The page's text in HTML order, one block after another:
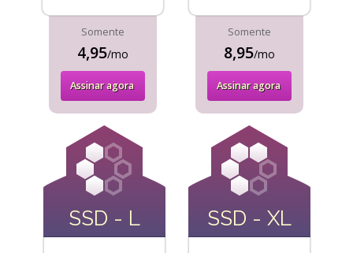
Somente
4,95/mo
Assinar agora
Somente
8,95/mo
Assinar agora
SSD - L SSD - XL